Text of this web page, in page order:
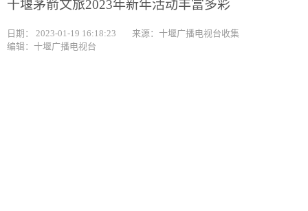
汽车
十堰茅箭文旅2023年新年活动丰富多彩
日期： 2023-01-19 16:18:23
来源：十堰广播电视台收集
编辑：十堰广播电视台